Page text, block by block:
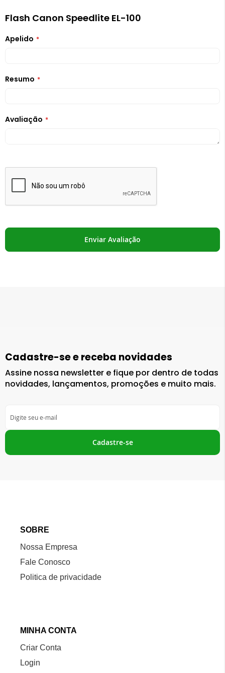
Flash Canon Speedlite EL-100
Apelido
Resumo
Avaliação
Enviar Avaliação
Cadastre-se e receba novidades
Assine nossa newsletter e fique por dentro de todas
novidades, lançamentos, promoções e muito mais.
se
na
Newsletter:
Cadastre-se
SOBRE
Nossa Empresa
Fale Conosco
Politica de privacidade
MINHA CONTA
Criar Conta
Login